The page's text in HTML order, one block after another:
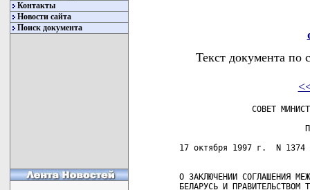
Контакты
Новости сайта
Поиск документа
Текст документа по
СОВЕТ
17 октября 1997 г.
О ЗАКЛЮЧЕНИИ СОГЛАШЕНИЯ
БЕЛАРУСЬ И ПРАВИТЕЛЬСТВОМ